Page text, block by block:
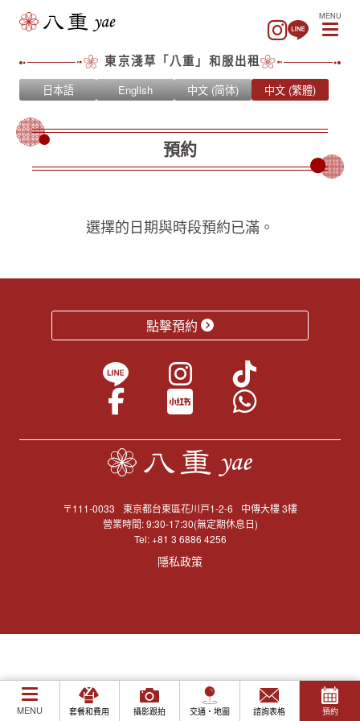
東京淺草「八重」和服出租
日本語 English 中文 (简体) 中文 (繁體)
MENU
MENU 套餐和費用 攝影跟拍 交通・地圖 諮詢表格 預約
預約
選擇的日期與時段預約已滿。
點擊預約
〒111-0033 東京都台東區花川戸1-2-6
中傳大樓 3樓
營業時間: 9:30-17:30(無定期休息日)
Tel:+81 3 6886 4256
隱私政策